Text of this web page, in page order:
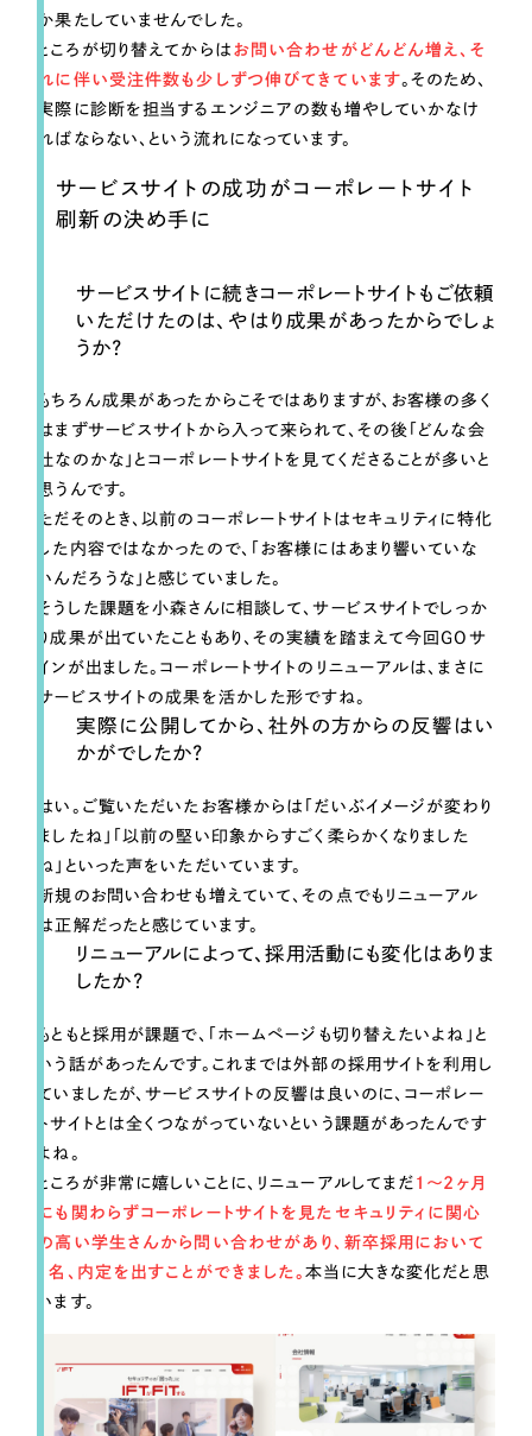
か果たしていませんでした。
ところが切り替えてからは お問い合わせがどんどん増え、そ
れに伴い受注件数も少しずつ伸びてきています。そのため、
実際に診断を担当するエンジニアの数も増やしていかなけ
ればならない、という流れになっています。
サービスサイトの成功がコーポレートサイト
刷新の決め手に
サービスサイトに続きコーポレートサイトもご依頼
いただけたのは、やはり成果があったからでしょ
うか？
もちろん成果があったからこそではありますが、お客様の多く
はまずサービスサイトから入って来られて、その後「どんな会
社なのかな」とコーポレートサイトを見てくださることが多いと
思うんです。
ただそのとき、以前のコーポレートサイトはセキュリティに特化
した内容ではなかったので、「お客様にはあまり響いていな
いんだろうな」と感じていました。
そうした課題を小森さんに相談して、サービスサイトでしっか
り成果が出ていたこともあり、その実績を踏まえて今回GOサ
インが出ました。コーポレートサイトのリニューアルは、まさに
サービスサイトの成果を活かした形ですね。
実際に公開してから、社外の方からの反響はい
かがでしたか？
はい。ご覧いただいたお客様からは「だいぶイメージが変わり
ましたね」「以前の堅い印象からすごく柔らかくなりました
ね」といった声をいただいています。
新規のお問い合わせも増えていて、その点でもリニューアル
は正解だったと感じています。
リニューアルによって、採用活動にも変化はありま
したか？
もともと採用が課題で、「ホームページも切り替えたいよね」と
いう話があったんです。これまでは外部の採用サイトを利用し
ていましたが、サービスサイトの反響は良いのに、コーポレー
トサイトとは全くつながっていないという課題があったんです
よね。
ところが非常に嬉しいことに、リニューアルしてまだ 1〜2ヶ月
にも関わらずコーポレートサイトを見たセキュリティに関心
の高い学生さんから問い合わせがあり、新卒採用において
1名、内定を出すことができました。本当に大きな変化だと思
います。